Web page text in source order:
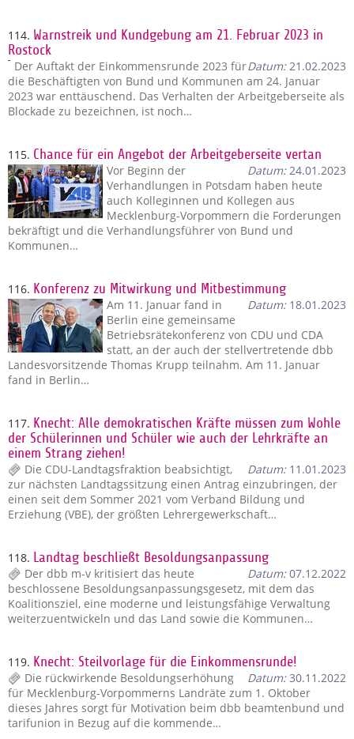
114. Warnstreik und Kundgebung am 21. Februar 2023 in
Rostock
Datum:21.02.2023
Der Auftakt der Einkommensrunde 2023 für
die Beschäftigten von Bund und Kommunen am 24. Januar
2023 war enttäuschend. Das Verhalten der Arbeitgeberseite als
Blockade zu bezeichnen, ist noch…
115. Chance für ein Angebot der Arbeitgeberseite vertan
Datum:24.01.2023
Vor Beginn der
Verhandlungen in Potsdam haben heute
auch Kolleginnen und Kollegen aus
Mecklenburg-Vorpommern die Forderungen
bekräftigt und die Verhandlungsführer von Bund und
Kommunen…
116. Konferenz zu Mitwirkung und Mitbestimmung
Datum:18.01.2023
Am 11. Januar fand in
Berlin eine gemeinsame
Betriebsrätekonferenz von CDU und CDA
statt, an der auch der stellvertretende dbb
Landesvorsitzende Thomas Krupp teilnahm. Am 11. Januar
fand in Berlin…
117. Knecht: Alle demokratischen Kräfte müssen zum Wohle
der Schülerinnen und Schüler wie auch der Lehrkräfte an
einem Strang ziehen!
Datum:11.01.2023
Die CDU-Landtagsfraktion beabsichtigt,
zur nächsten Landtagssitzung einen Antrag einzubringen, der
einen seit dem Sommer 2021 vom Verband Bildung und
Erziehung (VBE), der größten Lehrergewerkschaft…
118. Landtag beschließt Besoldungsanpassung
Datum:07.12.2022
Der dbb m-v kritisiert das heute
beschlossene Besoldungsanpassungsgesetz, mit dem das
Koalitionsziel, eine moderne und leistungsfähige Verwaltung
weiterzuentwickeln und das Land sowie die Kommunen…
119. Knecht: Steilvorlage für die Einkommensrunde!
Datum:30.11.2022
Die rückwirkende Besoldungserhöhung
für Mecklenburg-Vorpommerns Landräte zum 1. Oktober
dieses Jahres sorgt für Motivation beim dbb beamtenbund und
tarifunion in Bezug auf die kommende…